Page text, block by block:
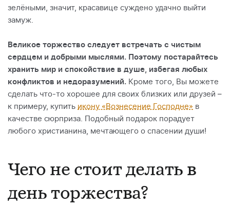
зелёными, значит, красавице суждено удачно выйти
замуж.
Великое торжество следует встречать с чистым
сердцем и добрыми мыслями. Поэтому постарайтесь
хранить мир и спокойствие в душе, избегая любых
конфликтов и недоразумений. Кроме того, Вы можете
сделать что-то хорошее для своих близких или друзей –
к примеру, купить икону «Вознесение Господне» в
качестве сюрприза. Подобный подарок порадует
любого христианина, мечтающего о спасении души!
Чего не стоит делать в
день торжества?